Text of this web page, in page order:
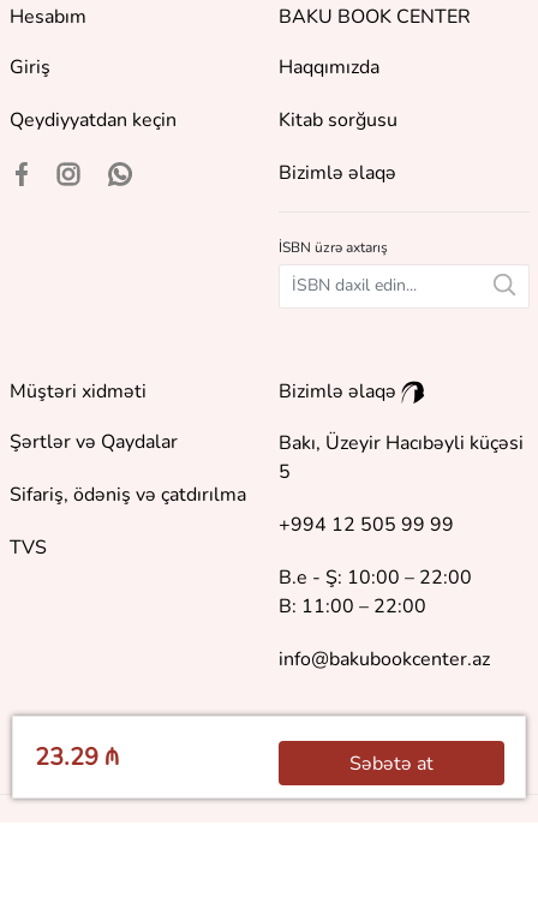
23.29 ₼ Səbətə at
Hesabım
Giriş
Qeydiyyatdan keçin
BAKU BOOK CENTER
Haqqımızda
Kitab sorğusu
Bizimlə əlaqə
İSBN üzrə axtarış
Müştəri xidməti
Şərtlər və Qaydalar
Sifariş, ödəniş və çatdırılma
TVS
Bizimlə əlaqə
Bakı, Üzeyir Hacıbəyli küçəsi
5
+994 12 505 99 99
B.e - Ş: 10:00 – 22:00
B: 11:00 – 22:00
info@bakubookcenter.az